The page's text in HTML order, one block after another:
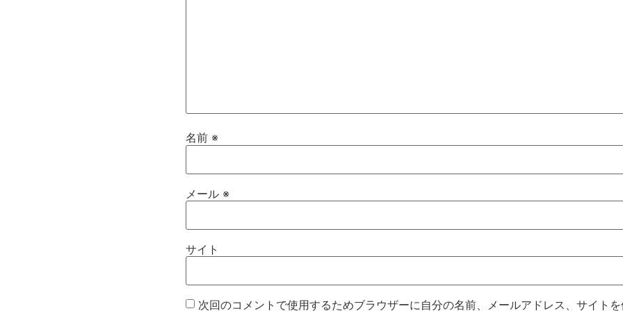
名前 ※
メール ※
サイト
次回のコメントで使用するためブラウザーに自分の名前、メールアドレス、サイトを